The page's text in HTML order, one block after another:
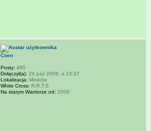
Coen
Posty: 465
Dołączył(a): 29 paź 2009, o 13:37
Lokalizacja: Mroków
White Cross: R.R.T.S.
Na starym Warriorze od: 2006